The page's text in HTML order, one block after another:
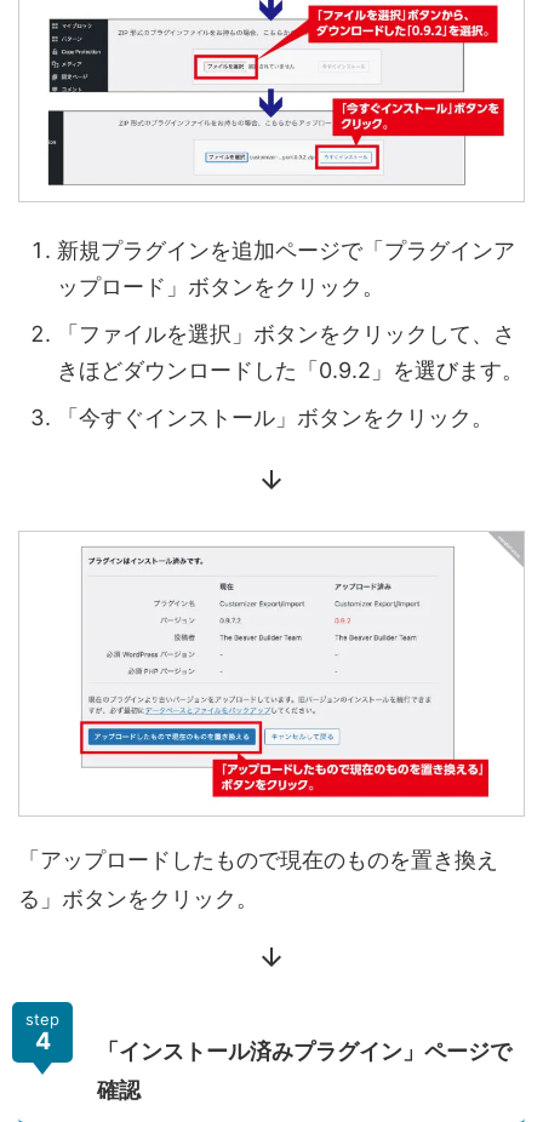
新規プラグインを追加ページで「プラグインア
ップロード」ボタンをクリック。
「ファイルを選択」ボタンをクリックして、さ
きほどダウンロードした「0.9.2」を選びます。
「今すぐインストール」ボタンをクリック。
arrow_downward
「アップロードしたもので現在のものを置き換え
る」ボタンをクリック。
arrow_downward
step
4
「インストール済みプラグイン」ページで
確認